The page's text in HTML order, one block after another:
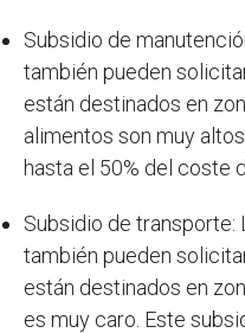
Subsidio de
también pueden
están destinados en
alimentos son muy
hasta el 50% del coste
Subsidio de
también pueden
están destinados en
es muy caro. Este